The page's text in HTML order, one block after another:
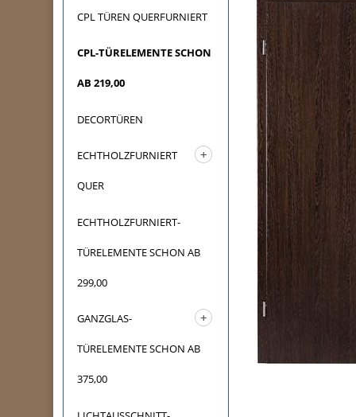
CPL TÜREN QUERFURNIERT
CPL-TÜRELEMENTE SCHON
AB 219,00
DECORTÜREN
ECHTHOLZFURNIERT
QUER
ECHTHOLZFURNIERT-
TÜRELEMENTE SCHON AB
299,00
GANZGLAS-
TÜRELEMENTE SCHON AB
375,00